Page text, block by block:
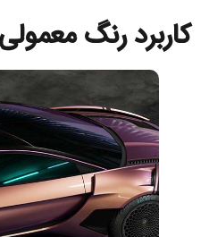
کاربرد رنگ معمولی